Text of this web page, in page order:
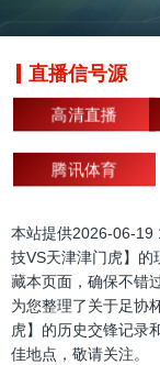
直播信号源
高清直播
腾讯体育
本站提供2026-06-19
技VS天津津门虎】的
藏本页面，确保不错
为您整理了关于足协
虎】的历史交锋记录
佳地点，敬请关注。